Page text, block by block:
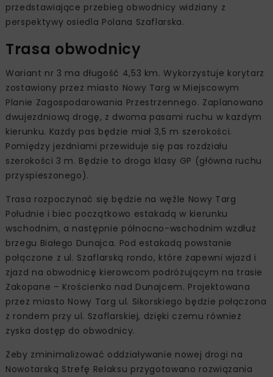
przedstawiające przebieg obwodnicy widziany z
perspektywy osiedla Polana Szaflarska.
Trasa obwodnicy
Wariant nr 3 ma długość 4,53 km. Wykorzystuje korytarz
zostawiony przez miasto Nowy Targ w Miejscowym
Planie Zagospodarowania Przestrzennego. Zaplanowano
dwujezdniową drogę, z dwoma pasami ruchu w każdym
kierunku. Każdy pas będzie miał 3,5 m szerokości.
Pomiędzy jezdniami przewiduje się pas rozdziału
szerokości 3 m. Będzie to droga klasy GP (główna ruchu
przyspieszonego).
Trasa rozpoczynać się będzie na węźle Nowy Targ
Południe i biec początkowo estakadą w kierunku
wschodnim, a następnie północno-wschodnim wzdłuż
brzegu Białego Dunajca. Pod estakadą powstanie
połączone z ul. Szaflarską rondo, które zapewni wjazd i
zjazd na obwodnicę kierowcom podróżującym na trasie
Zakopane – Krościenko nad Dunajcem. Projektowana
przez miasto Nowy Targ ul. Sikorskiego będzie połączona
z rondem przy ul. Szaflarskiej, dzięki czemu również
zyska dostęp do obwodnicy.
Żeby zminimalizować oddziaływanie nowej drogi na
Nowotarską Strefę Relaksu przygotowano rozwiązania